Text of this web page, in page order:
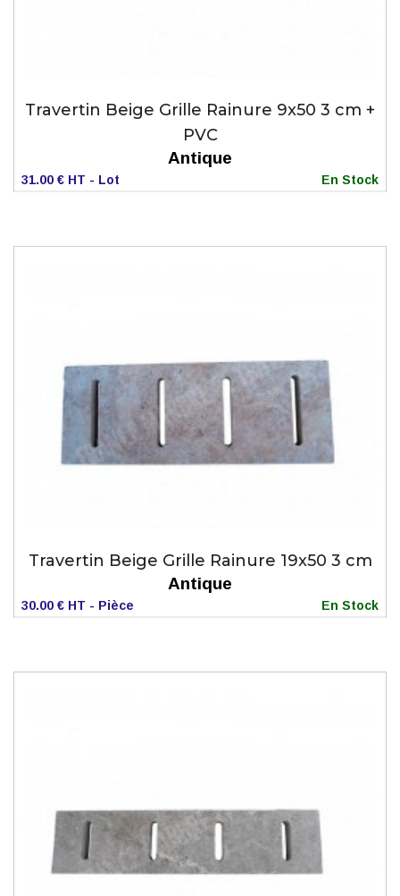
Travertin Beige Grille Rainure 9x50 3 cm +
PVC
Antique
31.00 € HT - Lot En Stock
Travertin Beige Grille Rainure 19x50 3 cm
Antique
30.00 € HT - Pièce En Stock